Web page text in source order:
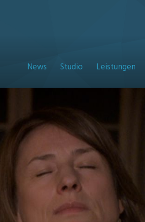
News Studio Leistungen